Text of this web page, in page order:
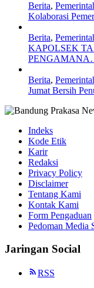
Berita,
Kolaborasi
Berita,
KAPOLSEK
Berita,
Jumat Bersih
Indeks
Kode Etik
Karir
Redaksi
Privacy Policy
Disclaimer
Tentang Kami
Kontak Kami
Form Pengaduan
Pedoman Media
Jaringan Social
RSS